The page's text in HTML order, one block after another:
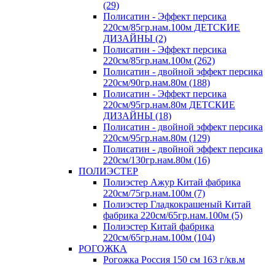
(29)
Полисатин - Эффект персика
220см/85гр.нам.100м ДЕТСКИЕ
ДИЗАЙНЫ (2)
Полисатин - Эффект персика
220см/85гр.нам.100м (262)
Полисатин - двойной эффект персика
220см/90гр.нам.80м (188)
Полисатин - Эффект персика
220см/95гр.нам.80м ДЕТСКИЕ
ДИЗАЙНЫ (18)
Полисатин - двойной эффект персика
220см/95гр.нам.80м (129)
Полисатин - двойной эффект персика
220см/130гр.нам.80м (16)
ПОЛИЭСТЕР
Полиэстер Ажур Китай фабрика
220см/75гр.нам.100м (7)
Полиэстер Гладкокрашеный Китай
фабрика 220см/65гр.нам.100м (5)
Полиэстер Китай фабрика
220см/65гр.нам.100м (104)
РОГОЖКА
Рогожка Россия 150 см 163 г/кв.м